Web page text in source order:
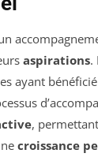
aspirations.
ayant
,
croissance